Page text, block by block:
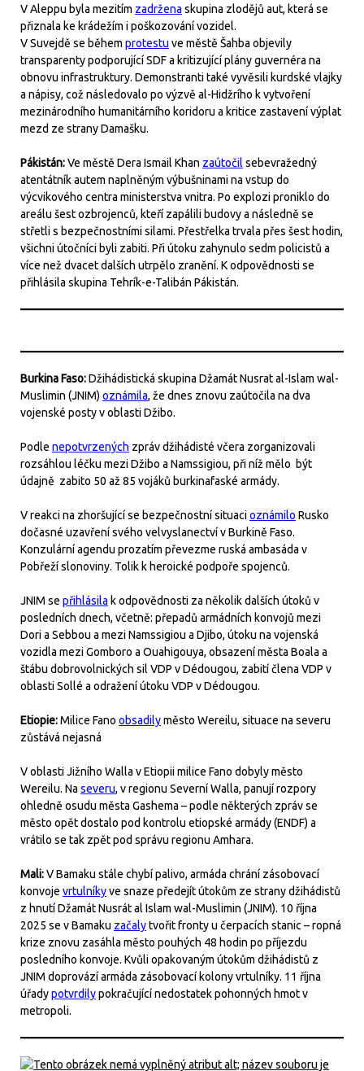
V Aleppu byla mezitím zadržena skupina zlodějů aut, která se
přiznala ke krádežím i poškozování vozidel.
V Suvejdě se během protestu ve městě Šahba objevily
transparenty podporující SDF a kritizující plány guvernéra na
obnovu infrastruktury. Demonstranti také vyvěsili kurdské vlajky
a nápisy, což následovalo po výzvě al-Hidžrího k vytvoření
mezinárodního humanitárního koridoru a kritice zastavení výplat
mezd ze strany Damašku.
Pákistán:Ve městě Dera Ismail Khan zaútočil sebevražedný
atentátník autem naplněným výbušninami na vstup do
výcvikového centra ministerstva vnitra. Po explozi proniklo do
areálu šest ozbrojenců, kteří zapálili budovy a následně se
střetli s bezpečnostními silami. Přestřelka trvala přes šest hodin,
všichni útočníci byli zabiti. Při útoku zahynulo sedm policistů a
více než dvacet dalších utrpělo zranění. K odpovědnosti se
přihlásila skupina Tehrík-e-Talibán Pákistán.
Burkina Faso:Džihádistická skupina Džamát Nusrat al-Islam wal-
Muslimin (JNIM) oznámila, že dnes znovu zaútočila na dva
vojenské posty v oblasti Džibo.
Podle nepotvrzených zpráv džihádisté včera zorganizovali
rozsáhlou léčku mezi Džibo a Namssigiou, při níž mělo být
údajně zabito 50 až 85 vojáků burkinafaské armády.
V reakci na zhoršující se bezpečnostní situacioznámilo Rusko
dočasné uzavření svého velvyslanectví v Burkině Faso.
Konzulární agendu prozatím převezme ruská ambasáda v
Pobřeží slonoviny. Tolik k heroické podpoře spojenců.
JNIM se přihlásila k odpovědnosti za několik dalších útoků v
posledních dnech, včetně: přepadů armádních konvojů mezi
Dori a Sebbou a mezi Namssigiou a Djibo, útoku na vojenská
vozidla mezi Gomboro a Ouahigouya, obsazení města Boala a
štábu dobrovolnických sil VDP v Dédougou, zabití člena VDP v
oblasti Sollé a odražení útoku VDP v Dédougou.
Etiopie:Milice Fano obsadilyměsto Wereilu, situace na severu
zůstává nejasná
V oblasti Jižního Walla v Etiopii milice Fano dobyly město
Wereilu. Na severu, v regionu Severní Walla, panují rozpory
ohledně osudu města Gashema – podle některých zpráv se
město opět dostalo pod kontrolu etiopské armády (ENDF) a
vrátilo se tak zpět pod správu regionu Amhara.
Mali:V Bamaku stále chybí palivo, armáda chrání zásobovací
konvoje vrtulníkyve snaze předejít útokům ze strany džihádistů
z hnutí Džamát Nusrát al Islam wal-Muslimin (JNIM). 10 října
2025 se v Bamaku začalytvořit fronty u čerpacích stanic – ropná
krize znovu zasáhla město pouhých 48 hodin po příjezdu
posledního konvoje. Kvůli opakovaným útokům džihádistů z
JNIM doprovází armáda zásobovací kolony vrtulníky. 11 října
úřadypotvrdilypokračující nedostatek pohonných hmot v
metropoli.